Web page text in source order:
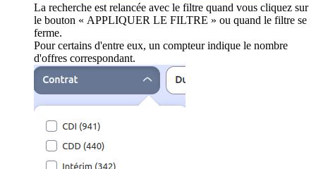
La recherche est relancée avec le filtre quand vous cliquez sur
le bouton « APPLIQUER LE FILTRE » ou quand le filtre se
ferme.
Pour certains d'entre eux, un compteur indique le nombre
d'offres correspondant.